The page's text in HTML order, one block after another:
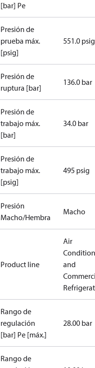
[bar] Pe
Presión de
prueba máx.
[psig]
551.0 psig
Presión de
ruptura [bar]
136.0 bar
Presión de
trabajo máx.
[bar]
34.0 bar
Presión de
trabajo máx.
[psig]
495 psig
Presión
Macho/Hembra
Macho
Product line
Air
and
Rango de
regulación
[bar] Pe [máx.]
28.00 bar
Rango de